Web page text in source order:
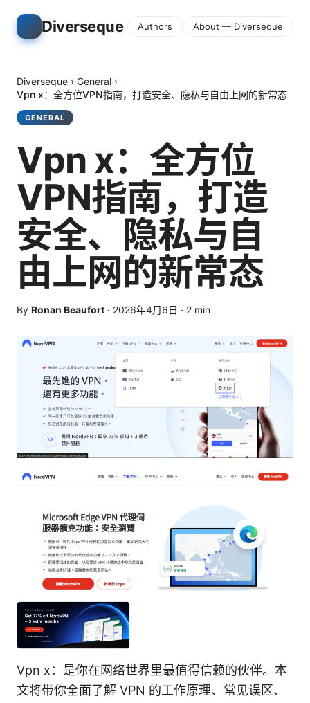
Diverseque Authors About — Diverseque
Diverseque › General ›
Vpn x：全方位VPN指南，打造安全、隐私与自由上网的新常态
GENERAL
Vpn x：全方位
VPN指南，打造
安全、隐私与自
由上网的新常态
By Ronan Beaufort · 2026年4月6日 · 2 min
Vpn x：是你在网络世界里最值得信赖的伙伴。本
文将带你全面了解 VPN 的工作原理、常见误区、